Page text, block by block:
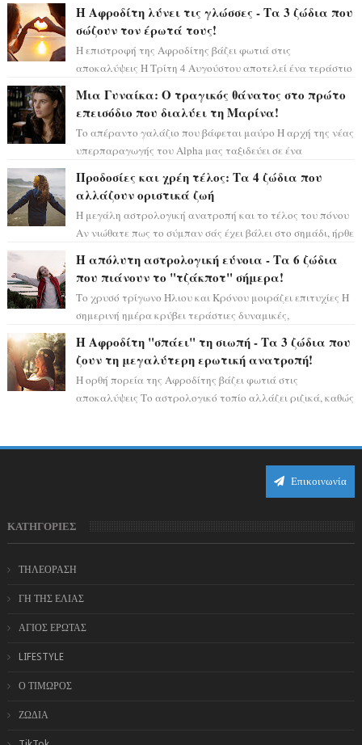
Η Αφροδίτη λύνει τις γλώσσες - Τα 3 ζώδια που
σώζουν τον έρωτά τους!
Η επιστροφή της Αφροδίτης βάζει φωτιά στις
αποκαλύψεις Η Τρίτη 4 Αυγούστου αποτελεί ένα τεράστιο
Μια Γυναίκα: Ο τραγικός θάνατος στο πρώτο
επεισόδιο που διαλύει τη Μαρίνα!
Το απέραντο γαλάζιο που βάφεται μαύρο Η αρχή της νέας
υπερπαραγωγής του Alpha μας ταξιδεύει σε ένα
Προδοσίες και χρέη τέλος: Τα 4 ζώδια που
αλλάζουν οριστικά ζωή
Η μεγάλη αστρολογική ανατροπή και το τέλος του πόνου
Αν νιώθατε πως το σύμπαν σάς έχει βάλει στο σημάδι, ήρθε
Η απόλυτη αστρολογική εύνοια - Τα 6 ζώδια
που πιάνουν το "τζάκποτ" σήμερα!
Το χρυσό τρίγωνο Ήλιου και Κρόνου μοιράζει επιτυχίες Η
σημερινή ημέρα κρύβει τεράστιες δυναμικές,
Η Αφροδίτη "σπάει" τη σιωπή - Τα 3 ζώδια που
ζουν τη μεγαλύτερη ερωτική ανατροπή!
Η ορθή πορεία της Αφροδίτης βάζει φωτιά στις
αποκαλύψεις Το αστρολογικό τοπίο αλλάζει ριζικά, καθώς
Επικοινωνία
ΚΑΤΗΓΟΡΙΕΣ
ΤΗΛΕΟΡΑΣΗ
ΓΗ ΤΗΣ ΕΛΙΑΣ
ΑΓΙΟΣ ΕΡΩΤΑΣ
LIFESTYLE
Ο ΤΙΜΩΡΟΣ
ΖΩΔΙΑ